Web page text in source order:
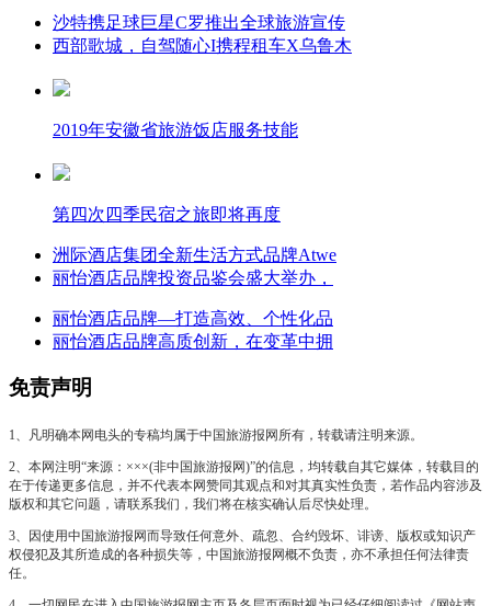
沙特携足球巨星C罗推出全球旅游宣传
西部歌城，自驾随心I携程租车X乌鲁木
2019年安徽省旅游饭店服务技能
第四次四季民宿之旅即将再度
洲际酒店集团全新生活方式品牌Atwe
丽怡酒店品牌投资品鉴会盛大举办，
丽怡酒店品牌—打造高效、个性化品
丽怡酒店品牌高质创新，在变革中拥
免责声明
1、凡明确本网电头的专稿均属于中国旅游报网所有，转载请注明来源。
2、本网注明“来源：×××(非中国旅游报网)”的信息，均转载自其它媒体，转载目的
在于传递更多信息，并不代表本网赞同其观点和对其真实性负责，若作品内容涉及
版权和其它问题，请联系我们，我们将在核实确认后尽快处理。
3、因使用中国旅游报网而导致任何意外、疏忽、合约毁坏、诽谤、版权或知识产
权侵犯及其所造成的各种损失等，中国旅游报网概不负责，亦不承担任何法律责
任。